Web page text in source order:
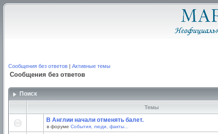
Сообщения без ответов | Активные темы
Сообщения без ответов
Поиск
Темы
В Англии начали отменять балет.
в форуме События, люди, факты...